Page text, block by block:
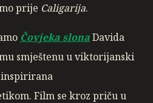
prije Caligarija.
Čovjeka slonaDavida
smještenu u viktorijanski
Film se kroz priču u